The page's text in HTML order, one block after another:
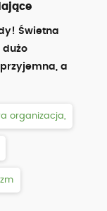
Świetna
dużo
a
organizacja,